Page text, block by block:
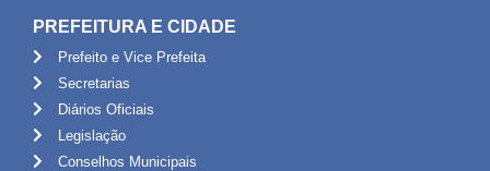
PREFEITURA E CIDADE
Prefeito e Vice Prefeita
Secretarias
Diários Oficiais
Legislação
Conselhos Municipais